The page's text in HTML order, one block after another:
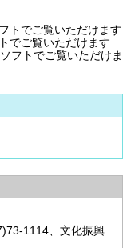
トでご覧いただけます
でご覧いただけます
フトでご覧いただけま
1114、文化振興